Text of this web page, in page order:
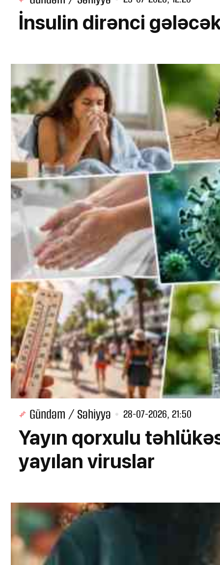
İnsulin dirənci
Gündəm / Səhiyyə 28-07-2026, 21:50
Yayın qorxulu
yayılan viruslar